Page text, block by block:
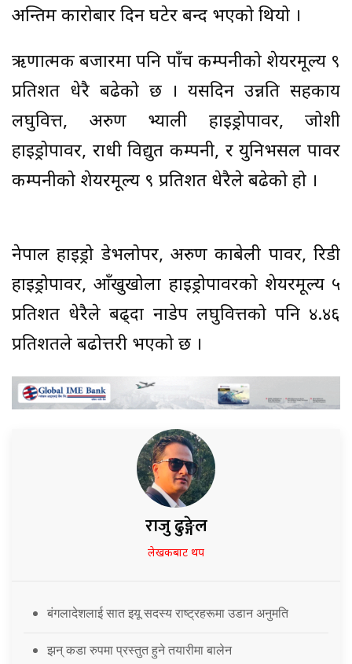
अन्तिम कारोबार दिन घटेर बन्द भएको थियो ।
ऋणात्मक बजारमा पनि पाँच कम्पनीको शेयरमूल्य ९
प्रतिशत धेरै बढेको छ । यसदिन उन्नति सहकार्य
लघुवित्त, अरुण भ्याली हाइड्रोपावर, जोशी
हाइड्रोपावर, राधी विद्युत कम्पनी, र युनिभर्सल पावर
कम्पनीको शेयरमूल्य ९ प्रतिशत धेरैले बढेको हो ।
नेपाल हाइड्रो डेभलोपर, अरुण काबेली पावर, रिडी
हाइड्रोपावर, आँखुखोला हाइड्रोपावरको शेयरमूल्य ५
प्रतिशत धेरैले बढ्दा नाडेप लघुवित्तको पनि ४.४६
प्रतिशतले बढोत्तरी भएको छ ।
राजु ढुङ्गेल
लेखकबाट थप
बंगलादेशलाई सात इयू सदस्य राष्ट्रहरूमा उडान अनुमति
झन् कडा रुपमा प्रस्तुत हुने तयारीमा बालेन